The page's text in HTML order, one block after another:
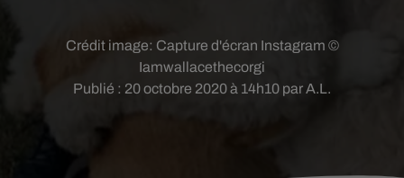
Publié : 20 octobre 2020 à 14h10 par A.L.
Crédit image: Capture d'écran Instagram ©
Iamwallacethecorgi